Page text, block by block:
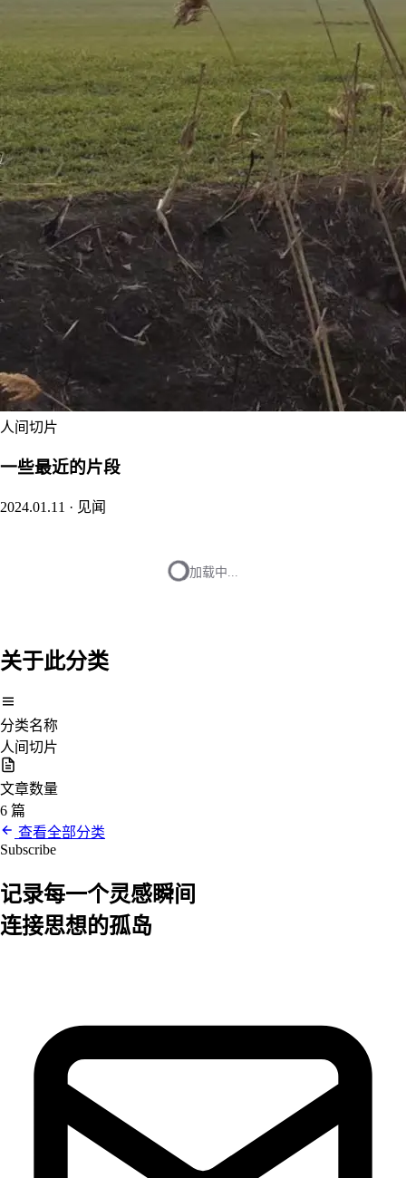
人间切片
一些最近的片段
2024.01.11 · 见闻
加载中...
关于此分类
分类名称
人间切片
文章数量
6 篇
查看全部分类
Subscribe
记录每一个灵感瞬间
连接思想的孤岛